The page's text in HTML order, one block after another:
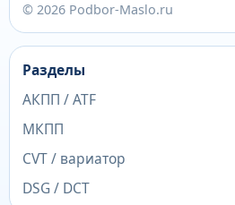
© 2026 Podbor-Maslo.ru
Разделы
АКПП / ATF
МКПП
CVT / вариатор
DSG / DCT